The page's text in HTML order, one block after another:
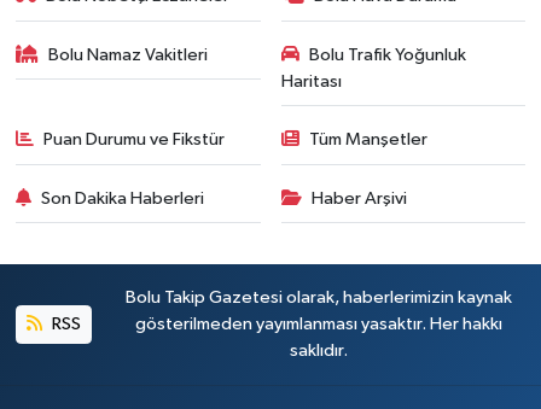
Bolu Namaz Vakitleri
Bolu Trafik Yoğunluk
Haritası
Puan Durumu ve Fikstür Tüm Manşetler
Son Dakika Haberleri Haber Arşivi
RSS
Bolu Takip Gazetesi olarak, haberlerimizin kaynak
gösterilmeden yayımlanması yasaktır. Her hakkı
saklıdır.